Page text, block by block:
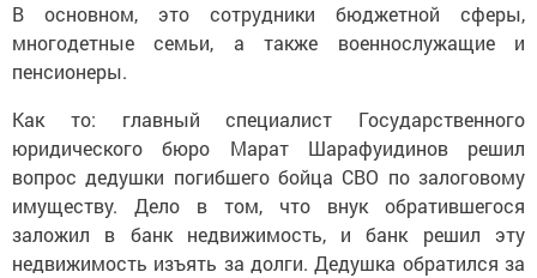
В основном, это сотрудники бюджетной сферы,
многодетные семьи, а также военнослужащие и
пенсионеры.
Как то: главный специалист Государственного
юридического бюро Марат Шарафуидинов решил
вопрос дедушки погибшего бойца СВО по залоговому
имуществу. Дело в том, что внук обратившегося
заложил в банк недвижимость, и банк решил эту
недвижимость изъять за долги. Дедушка обратился за